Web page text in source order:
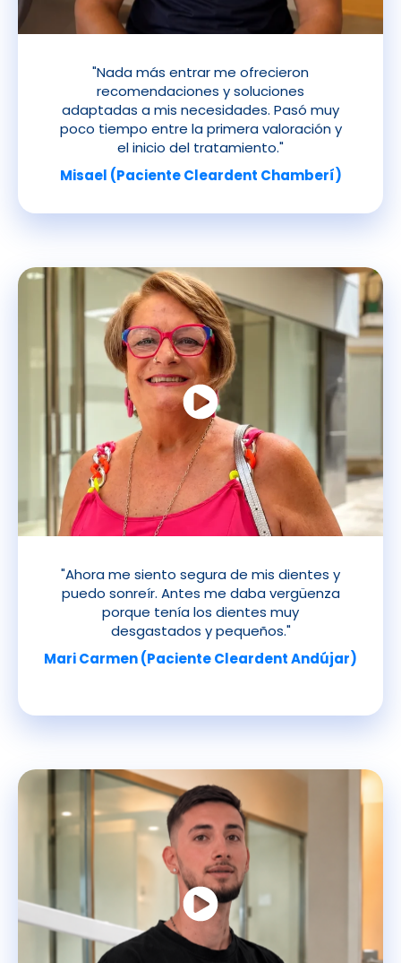
"Nada más entrar me ofrecieron
recomendaciones y soluciones
adaptadas a mis necesidades. Pasó muy
poco tiempo entre la primera valoración y
el inicio del tratamiento."
Misael (Paciente Cleardent Chamberí)
"Ahora me siento segura de mis dientes y
puedo sonreír. Antes me daba vergüenza
porque tenía los dientes muy
desgastados y pequeños."
Mari Carmen (Paciente Cleardent Andújar)